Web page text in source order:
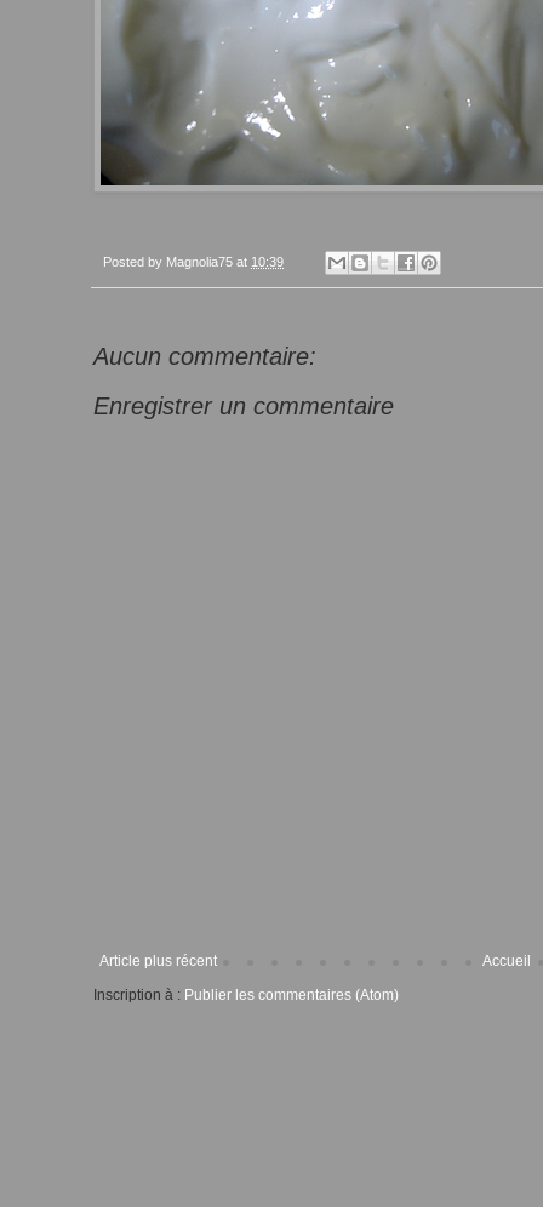
Posted by Magnolia75 at 10:39
Aucun commentaire:
Enregistrer un commentaire
Article plus récent
Accueil
Inscription à : Publier les commentaires (Atom)